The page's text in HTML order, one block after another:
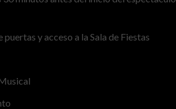
y acceso a la Sala de Fiestas